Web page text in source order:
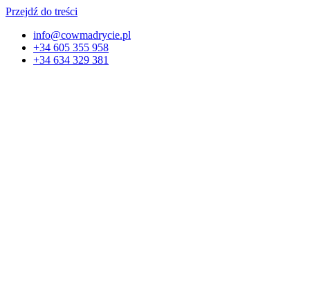
Przejdź do treści
info@cowmadrycie.pl
+34 605 355 958
+34 634 329 381​